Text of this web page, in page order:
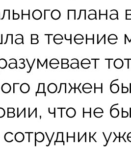
в течение
должен
что не